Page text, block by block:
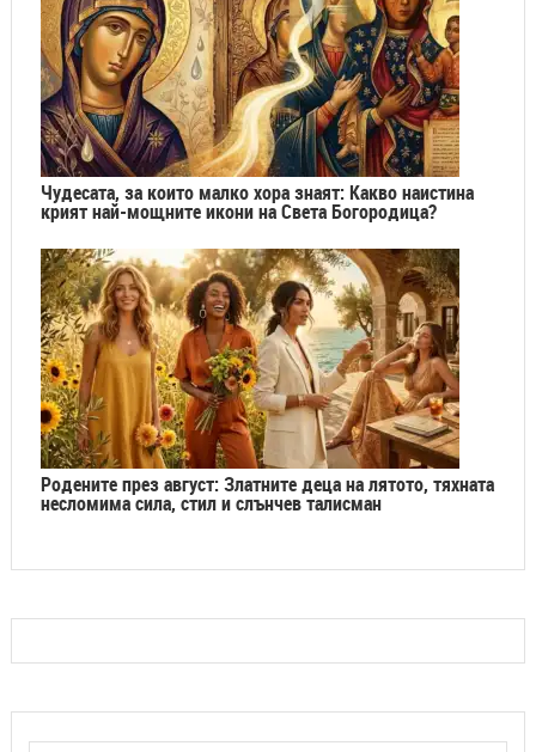
Чудесата, за които малко хора знаят: Какво наистина
крият най-мощните икони на Света Богородица?
Родените през август: Златните деца на лятото, тяхната
несломима сила, стил и слънчев талисман